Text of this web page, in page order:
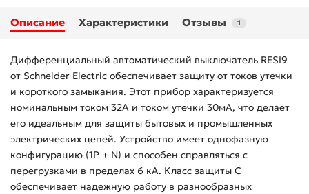
Описание Характеристики Отзывы 1
Дифференциальный автоматический выключатель RESI9
от Schneider Electric обеспечивает защиту от токов утечки
и короткого замыкания. Этот прибор характеризуется
номинальным током 32А и током утечки 30мA, что делает
его идеальным для защиты бытовых и промышленных
электрических цепей. Устройство имеет однофазную
конфигурацию (1P + N) и способен справляться с
перегрузками в пределах 6 кА. Класс защиты C
обеспечивает надежную работу в разнообразных